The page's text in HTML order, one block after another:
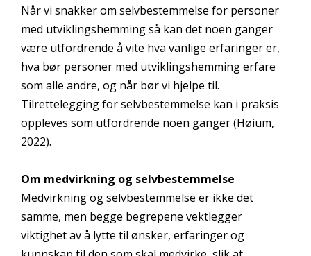
Når vi snakker om selvbestemmelse for personer
med utviklingshemming så kan det noen ganger
være utfordrende å vite hva vanlige erfaringer er,
hva bør personer med utviklingshemming erfare
som alle andre, og når bør vi hjelpe til.
Tilrettelegging for selvbestemmelse kan i praksis
oppleves som utfordrende noen ganger (Høium,
2022).
Om medvirkning og selvbestemmelse
Medvirkning og selvbestemmelse er ikke det
samme, men begge begrepene vektlegger
viktighet av å lytte til ønsker, erfaringer og